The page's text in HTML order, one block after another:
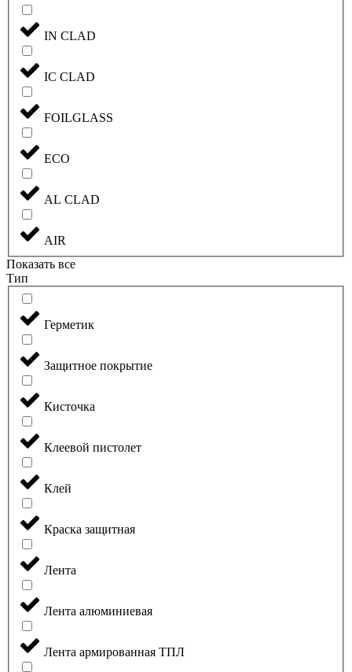
IN CLAD
IC CLAD
FOILGLASS
ECO
AL CLAD
AIR
Показать все
Тип
Герметик
Защитное покрытие
Кисточка
Клеевой пистолет
Клей
Краска защитная
Лента
Лента алюминиевая
Лента армированная ТПЛ